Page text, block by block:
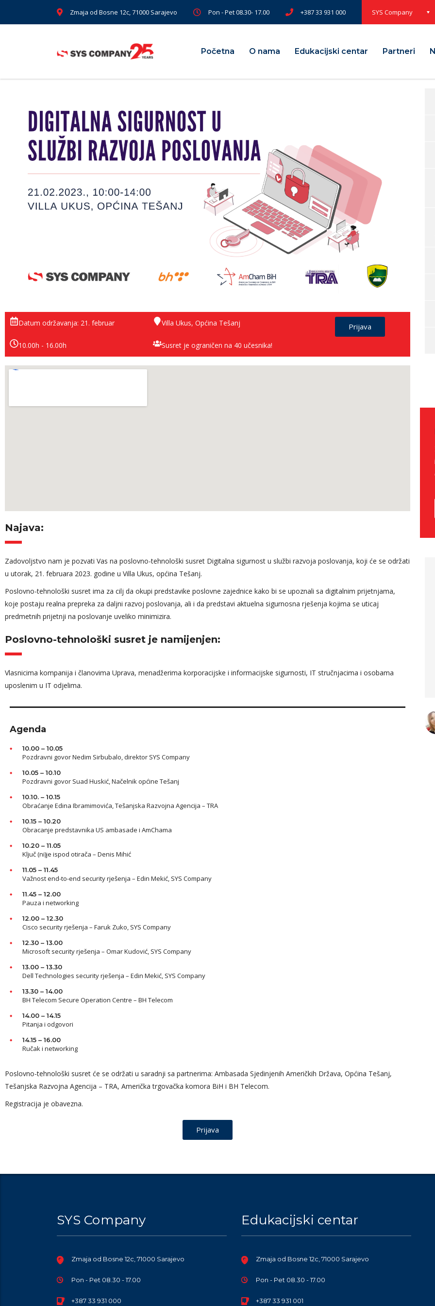
SYS Company
Zmaja od Bosne 12c, 71000 Sarajevo Pon - Pet 08.30- 17.00 +387 33 931 000
Početna O nama Edukacijski centar Partneri
Datum održavanja: 21. februar
10.00h - 16.00h
Villa Ukus, Općina Tešanj
Susret je ograničen na 40 učesnika!
Prijava
Najava:
Zadovoljstvo nam je pozvati Vas na poslovno-tehnološki susret Digitalna sigurnost u službi razvoja poslovanja, koji će se održati
u utorak, 21. februara 2023. godine u Villa Ukus, općina Tešanj.
Poslovno-tehnološki susret ima za cilj da okupi predstavike poslovne zajednice kako bi se upoznali sa digitalnim prijetnjama,
koje postaju realna prepreka za daljni razvoj poslovanja, ali i da predstavi aktuelna sigurnosna rješenja kojima se uticaj
predmetnih prijetnji na poslovanje uveliko minimizira.
Poslovno-tehnološki susret je namijenjen:
Vlasnicima kompanija i članovima Uprava, menadžerima korporacijske i informacijske sigurnosti, IT stručnjacima i osobama
uposlenim u IT odjelima.
Agenda
10.00 – 10.05
Pozdravni govor Nedim Sirbubalo, direktor SYS Company
10.05 – 10.10
Pozdravni govor Suad Huskić, Načelnik općine Tešanj
10.10. – 10.15
Obraćanje Edina Ibramimovića, Tešanjska Razvojna Agencija – TRA
10.15 – 10.20
Obracanje predstavnika US ambasade i AmChama
10.20 – 11.05
Ključ (ni)je ispod otirača – Denis Mihić
11.05 – 11.45
Važnost end-to-end security rješenja – Edin Mekić, SYS Company
11.45 – 12.00
Pauza i networking
12.00 – 12.30
Cisco security rješenja – Faruk Zuko, SYS Company
12.30 – 13.00
Microsoft security rješenja – Omar Kudović, SYS Company
13.00 – 13.30
Dell Technologies security rješenja – Edin Mekić, SYS Company
13.30 – 14.00
BH Telecom Secure Operation Centre – BH Telecom
14.00 – 14.15
Pitanja i odgovori
14.15 – 16.00
Ručak i networking
Poslovno-tehnološki susret će se održati u saradnji sa partnerima: Ambasada Sjedinjenih Američkih Država, Općina Tešanj,
Tešanjska Razvojna Agencija – TRA, Američka trgovačka komora BiH i BH Telecom.
Registracija je obavezna.
Prijava
Angažovanost predavača
tokom cijelog modula, trud
da slikovito približi ono o
pažnju efikasno tokom
Hercegovinalijek
potencijalima za mene
predstavlja jedan sasvim
kontrolinga.
SYS Company
Zmaja od Bosne 12c, 71000 Sarajevo
Pon - Pet 08.30 - 17.00
+387 33 931 000
Edukacijski centar
Zmaja od Bosne 12c, 71000 Sarajevo
Pon - Pet 08.30 - 17.00
+387 33 931 001